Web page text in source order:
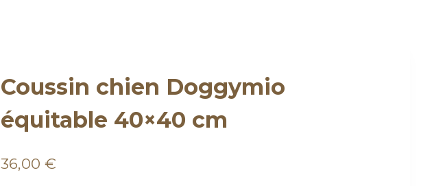
Coussin chien Doggymio
équitable 40×40 cm
36,00 €